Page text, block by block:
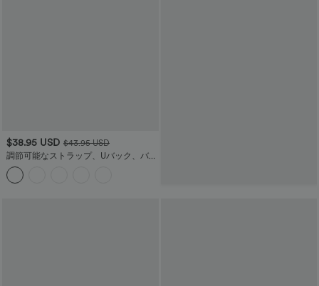
$38.95 USD $43.95 USD
調節可能なストラップ、Uバック、バッ
クレス、ツイストフレア、ゆったりと
したマキシスリップリゾートドレス